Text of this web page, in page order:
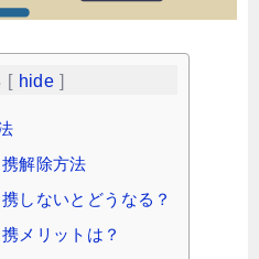
[ hide ]
解除方法
しないとどうなる？
メリットは？